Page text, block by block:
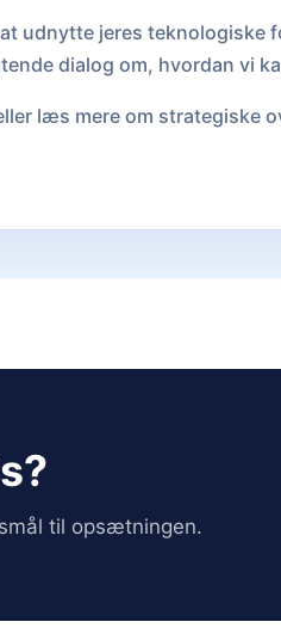
udnytte jeres teknologiske
dialog om, hvordan vi
læs mere om strategiske
til opsætningen.